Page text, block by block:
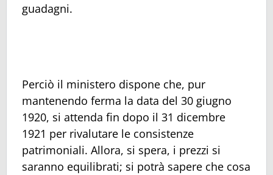
guadagni.
Perciò il ministero dispone che, pur
mantenendo ferma la data del 30 giugno
1920, si attenda fin dopo il 31 dicembre
1921 per rivalutare le consistenze
patrimoniali. Allora, si spera, i prezzi si
saranno equilibrati; si potrà sapere che cosa